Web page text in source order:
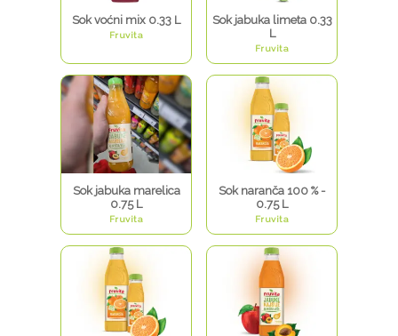
Sok voćni mix 0.33 L
Fruvita
Sok jabuka limeta 0.33
L
Fruvita
Sok jabuka marelica
0.75 L
Fruvita
Sok naranča 100 % -
0.75 L
Fruvita